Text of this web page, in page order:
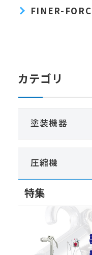
FINER-
カテゴリ
塗装機器
圧縮機
特集